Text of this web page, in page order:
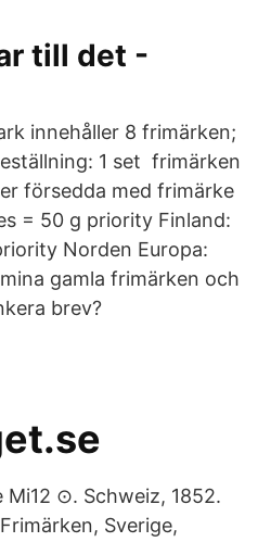
till det -
innehåller 8 frimärken;
1 set frimärken
försedda med frimärke
= 50 g priority Finland:
Norden Europa:
gamla frimärken och
brev?
Mi12 ⊙. Schweiz, 1852.
Sverige,